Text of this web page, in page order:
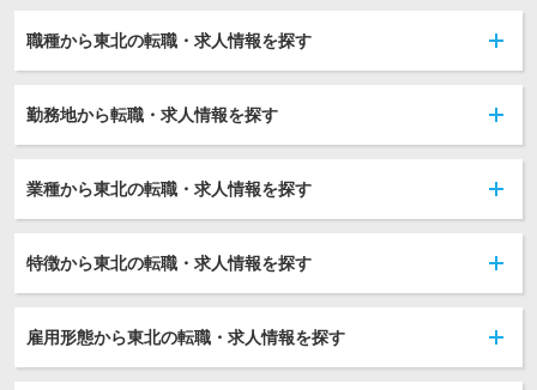
職種から東北の転職・求人情報を探す
勤務地から転職・求人情報を探す
業種から東北の転職・求人情報を探す
特徴から東北の転職・求人情報を探す
雇用形態から東北の転職・求人情報を探す